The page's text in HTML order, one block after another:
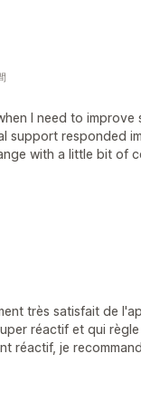
I need to improve
support responded
with a little bit of
très satisfait de
réactif et qui
réactif, je